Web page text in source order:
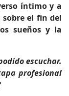
íntimo y a
sobre el fin del
sueños y la
escuchar.
profesional